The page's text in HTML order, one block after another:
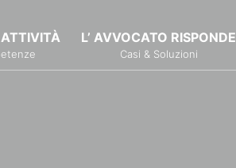
L’ AVVOCATO RISPONDE
Casi & Soluzioni